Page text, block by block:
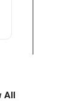
All